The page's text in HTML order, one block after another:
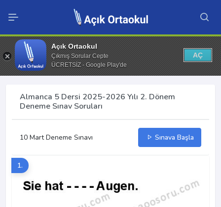
Açık Ortaokul
Çıkmış Sorular Cepte
ÜCRETSİZ - Google Play'de
AÇ
Almanca 5 Dersi 2025-2026 Yılı 2. Dönem
Deneme Sınav Soruları
10 Mart Deneme Sınavı Sınava Başla
1.